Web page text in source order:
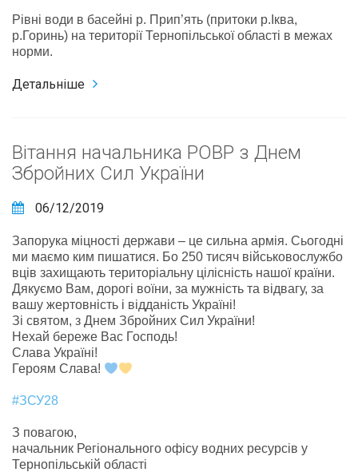
Рівні води в басейні р. Прип’ять (притоки р.Іква,
р.Горинь) на території Тернопільської області в межах
норми.
Детальніше
Вітання начальника РОВР з Днем
Збройних Сил України
06/12/2019
Запорука міцності держави – це сильна армія. Сьогодні
ми маємо ким пишатися. Бо 250 тисяч військовослужбо
вців захищають територіальну цілісність нашої країни.
Дякуємо Вам, дорогі воїни, за мужність та відвагу, за
вашу жертовність і відданість Україні!
Зі святом, з Днем Збройних Сил України!
Нехай береже Вас Господь!
Слава Україні!
Героям Слава!
#ЗСУ28
З повагою,
начальник Регіонального офісу водних ресурсів у
Тернопільській області